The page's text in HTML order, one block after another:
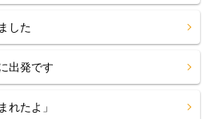
した
出発です
れたよ」